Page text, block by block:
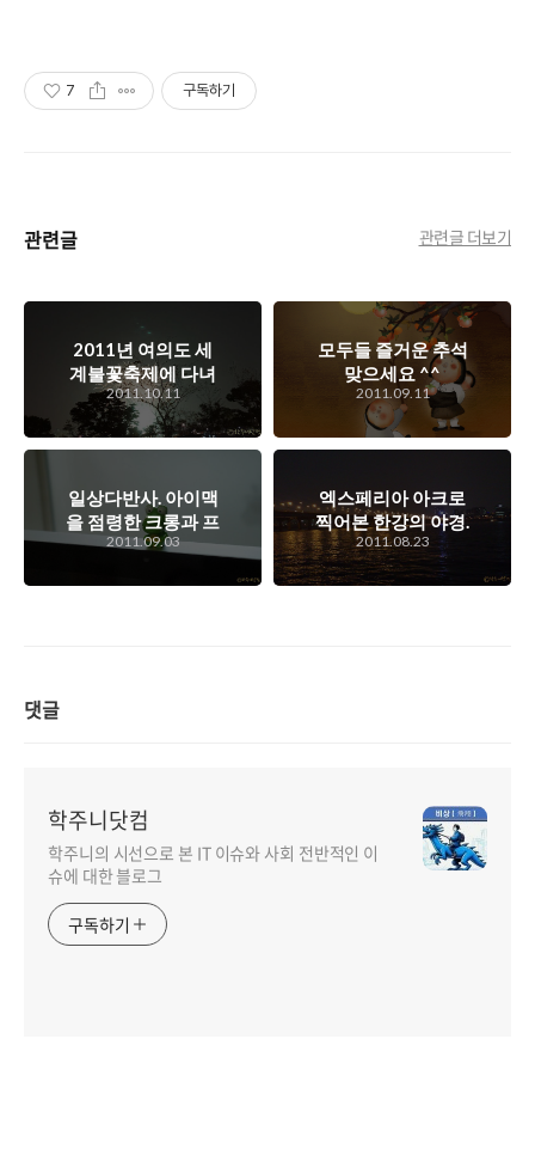
7 구독하기
관련글 관련글 더보기
2011년 여의도 세
계불꽃축제에 다녀
와서..
2011.10.11
모두들 즐거운 추석
맞으세요 ^^
2011.09.11
일상다반사. 아이맥
을 점령한 크롱과 프
리미엄 아울렛 이야
2011.09.03
엑스페리아 아크로
찍어본 한강의 야경.
2011.08.23
댓글
학주니닷컴
학주니의 시선으로 본 IT 이슈와 사회 전반적인 이
슈에 대한 블로그
구독하기